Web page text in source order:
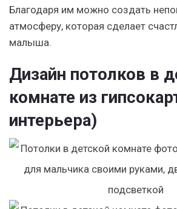
Благодаря им можно создать
атмосферу, которая сделает
малыша.
Дизайн потолков в
комнате из
интерьера)